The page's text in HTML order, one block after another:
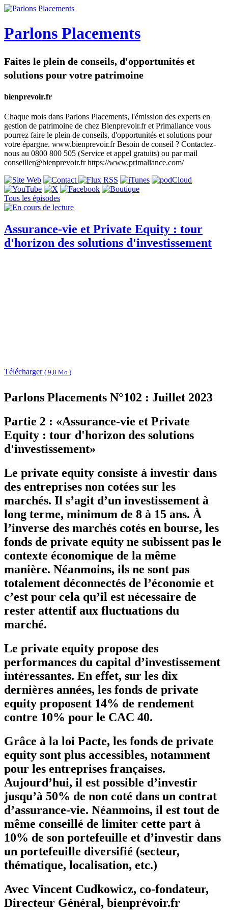
Parlons Placements
Faites le plein de conseils, d'opportunités et
solutions pour votre patrimoine
bienprevoir.fr
Chaque mois dans Parlons Placements, l'émission des experts en
gestion de patrimoine de chez Bienprevoir.fr et Primaliance vous
pourrez faire le plein de conseils, d'opportunités et solutions pour
votre épargne. www.bienprevoir.fr Besoin de conseil ? Contactez-
nous au 0800 800 505 (Service et appel gratuits) ou par mail
conseiller@bienprevoir.fr https://www.primaliance.com/
Tous les épisodes
Assurance-vie et Private Equity : tour
d'horizon des solutions d'investissement
Télécharger ( 9,8 Mo )
Parlons Placements N°102 : Juillet 2023
Partie 2 : «Assurance-vie et Private
Equity : tour d'horizon des solutions
d'investissement»
Le private equity consiste à investir dans
des entreprises non cotées sur les
marchés. Il s’agit d’un investissement à
long terme, minimum de 8 à 15 ans. À
l’inverse des marchés cotés en bourse, les
fonds de private equity ne subissent pas le
contexte économique de la même
manière. Néanmoins, ils ne sont pas
totalement déconnectés de l’économie et
c’est pour cela qu’il est nécessaire de
rester attentif aux fluctuations du
marché.
Le private equity propose des
performances du capital d’investissement
intéressantes. En effet, sur les dix
dernières années, les fonds de private
equity proposent 14% de rendement
contre 10% pour le CAC 40.
Grâce à la loi Pacte, les fonds de private
equity sont plus accessibles, notamment
pour les entreprises françaises.
Aujourd’hui, il est possible d’investir
jusqu’à 50% de non coté dans un contrat
d’assurance-vie. Néanmoins, il est tout de
même conseillé de limiter cette part à
10% de son portefeuille et d’investir dans
un portefeuille diversifié (secteur,
thématique, localisation, etc.)
Avec Vincent Cudkowicz, co-fondateur,
Directeur Général, bienprévoir.fr